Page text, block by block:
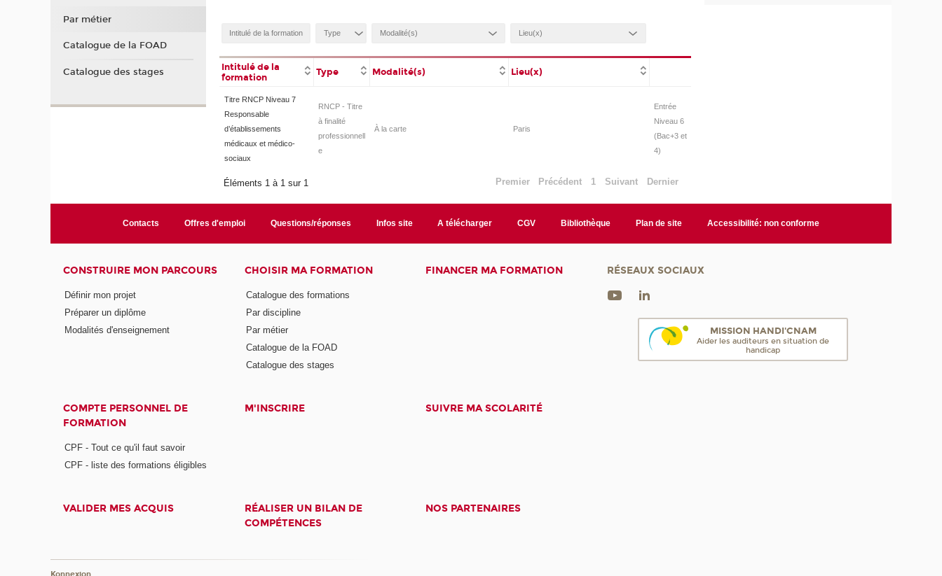
Intitulé de la
formation
Type Modalité(s) Lieu(x)
Titre RNCP Niveau 7
Responsable
d’établissements
médicaux et médico-
sociaux
RNCP - Titre
à finalité
professionnell
e
À la carte Paris
Entrée
Niveau 6
(Bac+3 et
4)
Éléments 1 à 1 sur 1 Premier Précédent 1 Suivant Dernier
Par métier
Catalogue de la FOAD
Catalogue des stages
Contacts Offres d'emploi Questions/réponses Infos site A télécharger CGV Bibliothèque Plan de site Accessibilité: non conforme
CONSTRUIRE MON PARCOURS
Définir mon projet
Préparer un diplôme
Modalités d'enseignement
CHOISIR MA FORMATION
Catalogue des formations
Par discipline
Par métier
Catalogue de la FOAD
Catalogue des stages
FINANCER MA FORMATION
COMPTE PERSONNEL DE
FORMATION
CPF - Tout ce qu'il faut savoir
CPF - liste des formations éligibles
M'INSCRIRE SUIVRE MA SCOLARITÉ
VALIDER MES ACQUIS
RÉALISER UN BILAN DE
COMPÉTENCES
NOS PARTENAIRES
RÉSEAUX SOCIAUX
MISSION HANDI'CNAM
Aider les auditeurs en situation de
handicap